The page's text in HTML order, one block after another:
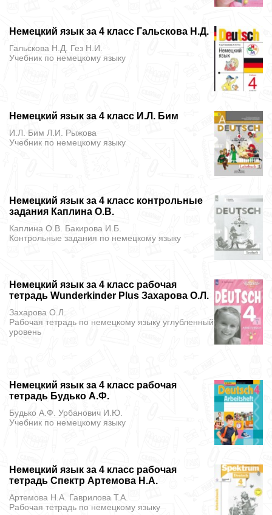
Немецкий язык за 4 класс Гальскова Н.Д.
Гальскова Н.Д. Гез Н.И.
Учебник по немецкому языку
Немецкий язык за 4 класс И.Л. Бим
И.Л. Бим Л.И. Рыжова
Учебник по немецкому языку
Немецкий язык за 4 класс контрольные
задания Каплина О.В.
Каплина О.В. Бакирова И.Б.
Контрольные задания по немецкому языку
Немецкий язык за 4 класс рабочая
тетрадь Wunderkinder Plus Захарова О.Л.
Захарова О.Л.
Рабочая тетрадь по немецкому языку углубленный
уровень
Немецкий язык за 4 класс рабочая
тетрадь Будько А.Ф.
Будько А.Ф. Урбанович И.Ю.
Учебник по немецкому языку
Немецкий язык за 4 класс рабочая
тетрадь Спектр Артемова Н.А.
Артемова Н.А. Гаврилова Т.А.
Рабочая тетрадь по немецкому языку